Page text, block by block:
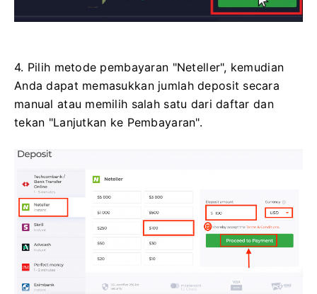
4. Pilih metode pembayaran "Neteller", kemudian
Anda dapat memasukkan jumlah deposit secara
manual atau memilih salah satu dari daftar dan
tekan "Lanjutkan ke Pembayaran".